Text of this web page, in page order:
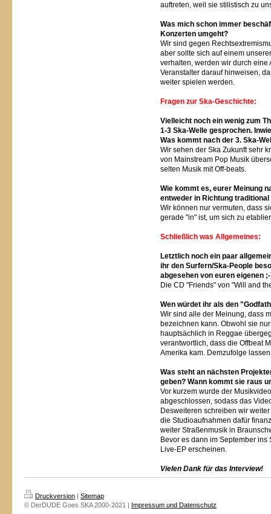
auftreten, weil sie stilistisch zu
Was mich schon immer
Konzerten umgeht?
Wir sind gegen
aber sollte sich auf einem
verhalten, werden wir durch
Veranstalter darauf hinweisen,
weiter spielen werden.
Fragen zur Ska-Geschichte:
Vielleicht noch ein wenig zum
1-3 Ska-Welle gesprochen.
Was kommt nach der 3. Ska-
Wir sehen der Ska Zukunft sehr
von Mainstream Pop Musik
selten Musik mit Off-beats.
Wie kommt es, eurer Meinung
entweder in Richtung
Wir können nur vermuten, dass
gerade "in" ist, um sich zu
Schließlich was Allgemeines:
Letztlich noch ein paar
ihr den Surfern/Ska-People
abgesehen von euren eigenen
Die CD "Friends" von "Will and
Wen würdet ihr als den
Wir sind alle der Meinung, dass
bezeichnen kann. Obwohl sie
hauptsächlich in Reggae
verantwortlich, dass die Offbeat
Amerika kam. Demzufolge
Was steht an nächsten
geben? Wann kommt sie raus
Vor kurzem wurde der
abgeschlossen, sodass das
Desweiteren schreiben wir
die Studioaufnahmen dafür
weiter Straßenmusik in
Bevor es dann im September
Live-EP erscheinen.
Vielen Dank für das Interview!
Druckversion | Sitemap
© DerDUDE Goes SKA 2000-2021 | Impressum und Datenschutz